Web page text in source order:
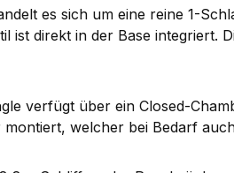
es sich um eine reine 1-
ist direkt in der Base integriert.
verfügt über ein Closed-
welcher bei Bedarf